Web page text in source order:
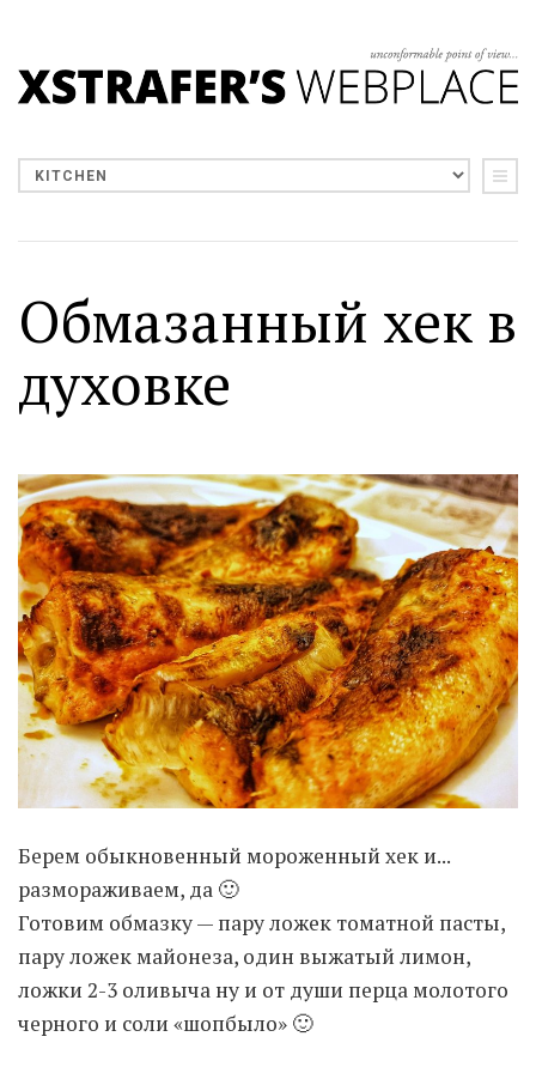
Обмазанный хек в
духовке
Берем обыкновенный мороженный хек и...
размораживаем, да 🙂
Готовим обмазку — пару ложек томатной пасты,
пару ложек майонеза, один выжатый лимон,
ложки 2-3 оливыча ну и от души перца молотого
черного и соли «шопбыло» 🙂
Moldova sightseeings
Blog Archives
To-Do
Wishlist
Связаться со мной
24-70/2.8(52) 35mm/1.4(14)
75mm/f1.2
automotive(22) Balti(32) D800 (88)
drone(19) fujifilm(28) hobby(32)
homestudio(16) howto(17)
Internet(43) Kate